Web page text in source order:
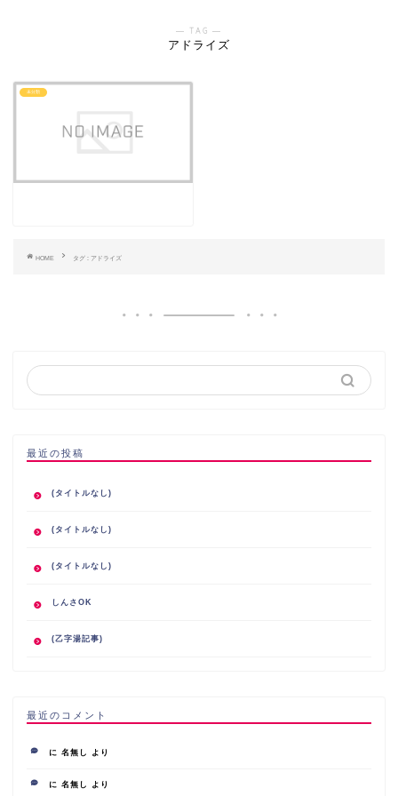
― TAG ―
アドライズ
未分類
HOME タグ : アドライズ
最近の投稿
(タイトルなし)
(タイトルなし)
(タイトルなし)
しんさOK
(乙字湯記事)
最近のコメント
に 名無し より
に 名無し より